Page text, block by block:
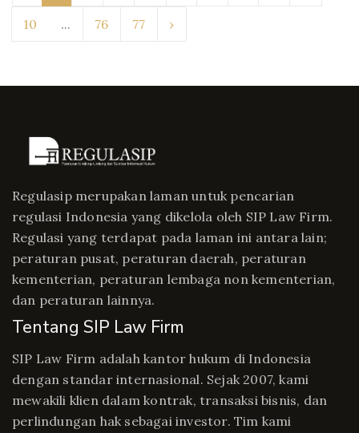
10 ... 76 77 ›
Regulasip merupakan laman untuk pencarian
regulasi Indonesia yang dikelola oleh SIP Law Firm.
Regulasi yang terdapat pada laman ini antara lain;
peraturan pusat, peraturan daerah, peraturan
kementerian, peraturan lembaga non kementerian,
dan peraturan lainnya.
Tentang SIP Law Firm
SIP Law Firm adalah kantor hukum di Indonesia
dengan standar internasional. Sejak 2007, kami
mewakili klien dalam kontrak, transaksi bisnis, dan
perlindungan hak sebagai investor. Tim kami